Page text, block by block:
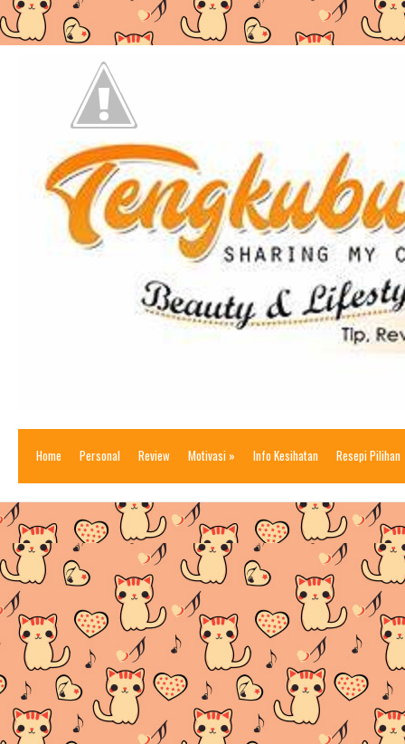
Home Personal Review Motivasi » Info Kesihatan Resepi Pilihan